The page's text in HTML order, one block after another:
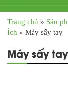
Trang chủ » Sản
Ích » Máy sấy tay
Máy sấy tay